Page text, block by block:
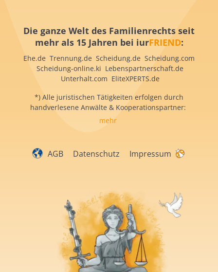
Die ganze Welt des Familienrechts seit
mehr als 15 Jahren bei iurFRIEND:
Ehe.de Trennung.de Scheidung.de Scheidung.com
Scheidung-online.ki Lebenspartnerschaft.de
Unterhalt.com EliteXPERTS.de
*) Alle juristischen Tätigkeiten erfolgen durch
handverlesene Anwälte & Kooperationspartner:
mehr
AGB Datenschutz Impressum